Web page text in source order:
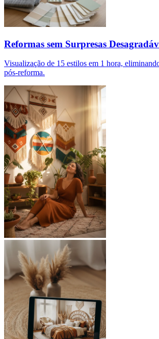
Reformas sem Surpresas
Visualização de 15 estilos em 1 hora,
pós-reforma.